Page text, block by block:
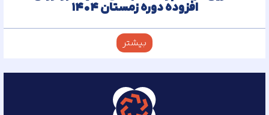
افزوده دوره زمستان ۱۴۰۴
بیشتر